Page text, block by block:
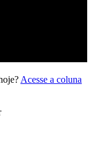
Acesse a coluna